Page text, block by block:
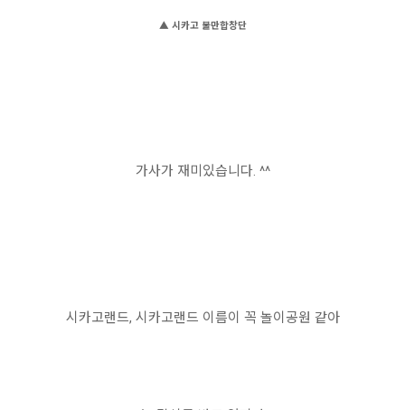
▲ 시카고 불만합창단
가사가 재미있습니다. ^^
시카고랜드, 시카고랜드 이름이 꼭 놀이공원 같아